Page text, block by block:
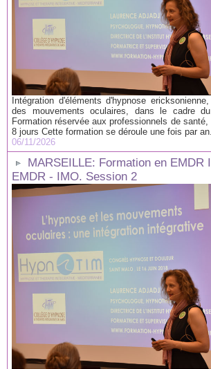
Intégration d'éléments d'hypnose
des mouvements oculaires, dans le cadre du
Formation réservée aux professionnels de
8 jours Cette formation se déroule une fois par
06/11/2026
MARSEILLE: Formation en EMDR
EMDR - IMO. Session 2